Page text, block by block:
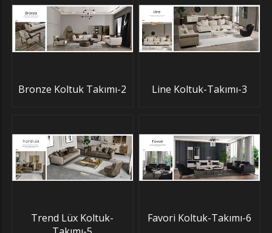
Bronze Koltuk Takımı-2 Line Koltuk-Takımı-3
Trend Lüx Koltuk-
Favori Koltuk-Takımı-6